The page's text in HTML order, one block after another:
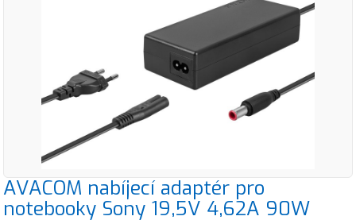
AVACOM nabíjecí adaptér pro
notebooky Sony 19,5V 4,62A 90W